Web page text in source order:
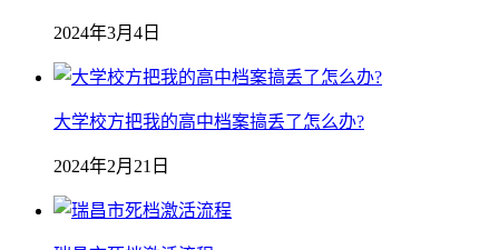
2024年3月4日
大学校方把我的高中档案搞丢了怎么办?
2024年2月21日